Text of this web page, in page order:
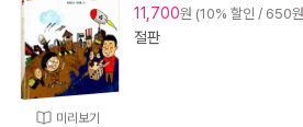
미리보기
11,700원 (10% 할인 / 650
절판